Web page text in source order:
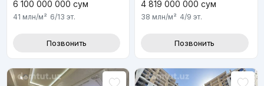
6 100 000 000 сум
41 млн/м² 6/13 эт.
Позвонить
4 819 000 000 сум
38 млн/м² 4/9 эт.
Позвонить